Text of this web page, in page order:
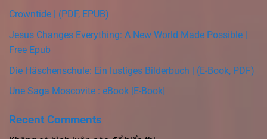
Crowntide | (PDF, EPUB)
Jesus Changes Everything: A New World Made Possible |
Free Epub
Die Häschenschule: Ein lustiges Bilderbuch | (E-Book, PDF)
Une Saga Moscovite : eBook [E-Book]
Recent Comments